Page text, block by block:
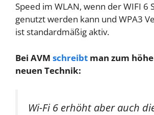
Speed im WLAN, wenn der WIFI 6
genutzt werden kann und WPA3
ist standardmäßig aktiv.
Bei AVM schreibt man zum
neuen Technik:
Wi-Fi 6 erhöht aber auch